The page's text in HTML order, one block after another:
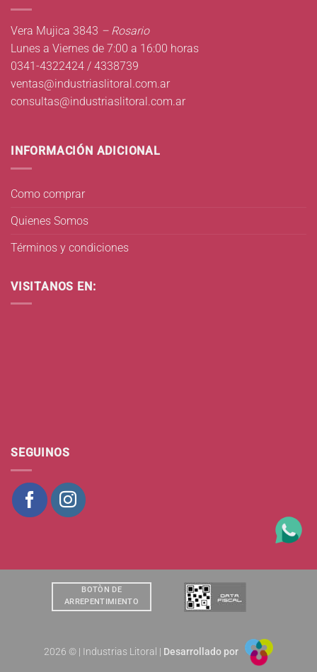
Vera Mujica 3843 – Rosario
Lunes a Viernes de 7:00 a 16:00 horas
0341-4322424 / 4338739
ventas@industriaslitoral.com.ar
consultas@industriaslitoral.com.ar
INFORMACIÓN ADICIONAL
Como comprar
Quienes Somos
Términos y condiciones
VISITANOS EN:
SEGUINOS
BOTÒN DE
ARREPENTIMIENTO
2026 © | Industrias Litoral | Desarrollado por